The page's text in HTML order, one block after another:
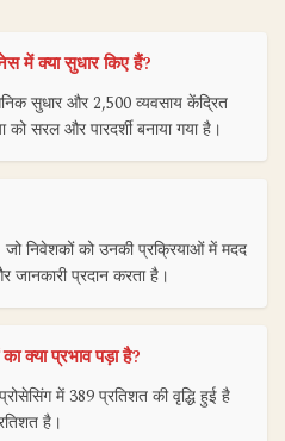
में क्या सुधार किए हैं?
सुधार और 2,500 व्यवसाय केंद्रित
सरल और पारदर्शी बनाया गया है।
जो निवेशकों को उनकी प्रक्रियाओं में मदद
प्रदान करता है।
क्या प्रभाव पड़ा है?
में 389 प्रतिशत की वृद्धि हुई है
है।